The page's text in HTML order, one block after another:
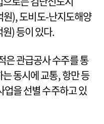
), 도비도-난지도해양
) 등이 있다.
은 관급공사 수주를 통
동시에 교통, 항만 등
업을 선별 수주하고 있